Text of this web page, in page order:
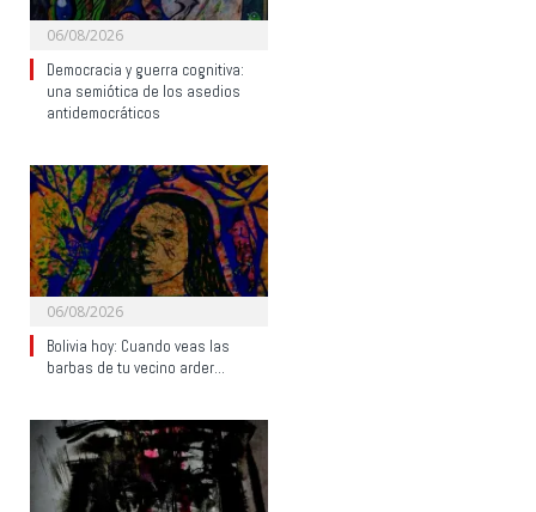
06/08/2026
Democracia y guerra cognitiva:
una semiótica de los asedios
antidemocráticos
06/08/2026
Bolivia hoy: Cuando veas las
barbas de tu vecino arder…